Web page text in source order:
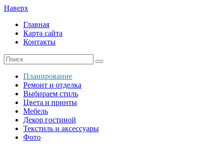
Наверх
Главная
Карта сайта
Контакты
Планирование
Ремонт и отделка
Выбираем стиль
Цвета и принты
Мебель
Декор гостиной
Текстиль и аксессуары
Фото